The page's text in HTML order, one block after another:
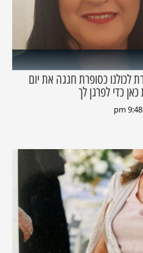
לכולנו כסופרת חגגה את יום
כדי לפרגן לך
9:48 pm